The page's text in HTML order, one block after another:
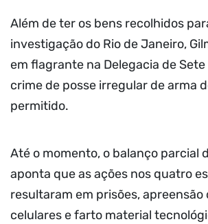
Além de ter os bens recolhidos
investigação do Rio de Janeiro,
em flagrante na Delegacia de Sete
crime de posse irregular de arma
permitido.
Até o momento, o balanço parcial
aponta que as ações nos quatro
resultaram em prisões, apreensão
celulares e farto material